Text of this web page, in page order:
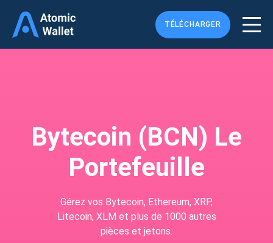
TÉLÉCHARGER
Bytecoin (BCN) Le
Portefeuille
Gérez vos Bytecoin, Ethereum, XRP,
Litecoin, XLM et plus de 1000 autres
pièces et jetons.